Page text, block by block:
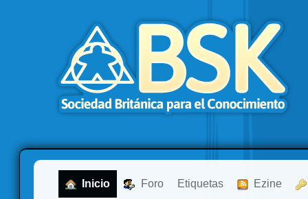
Inicio Foro Etiquetas Ezine